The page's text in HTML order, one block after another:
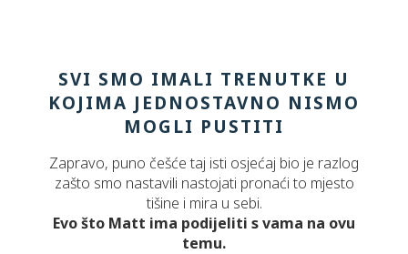
SVI SMO IMALI TRENUTKE U
KOJIMA JEDNOSTAVNO NISMO
MOGLI PUSTITI
Zapravo, puno češće taj isti osjećaj bio je razlog
zašto smo nastavili nastojati pronaći to mjesto
tišine i mira u sebi.
Evo što Matt ima podijeliti s vama na ovu
temu.